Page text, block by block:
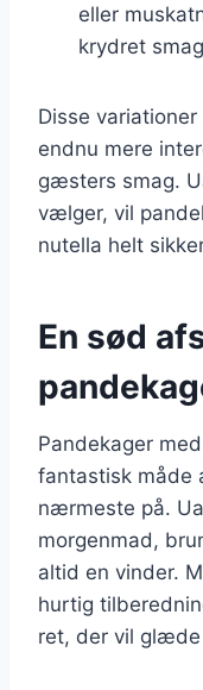
eller
krydret
Disse
endnu mere
gæsters smag.
vælger, vil
nutella helt
En sød
Pandekager
fantastisk måde
nærmeste på.
morgenmad,
altid en vinder.
hurtig
ret, der vil